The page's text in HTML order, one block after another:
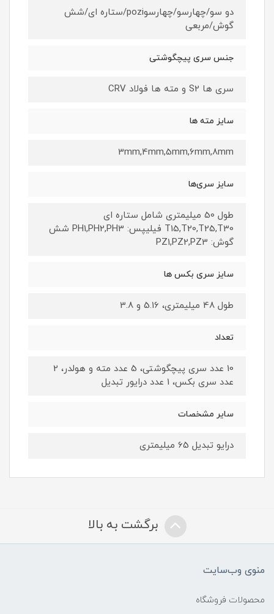
دو سو/چهارسو/چهارسوpozi/ستاره ای/شش
گوش/مربعی
جنس سری پیچگوشتی
سری ها S2 و مته ها فولاد CRV
سایز مته ها
3mm,4mm,5mm,6mm,8mm
سایز سری‌ها
طول 50 میلیمتری شامل ستاره ای
T15,T20,T25,T30 فیلیپس: PH1,PH2,PH3 شش
گوش: PZ1,PZ2,PZ3
سایز سری بکس ها
طول 48 میلیمتری، 5.16 و 3.8
تعداد
10 عدد سری پیچگوشتی، 5 عدد مته و هولدر، 2
عدد سری بکس، 1 عدد درایور تبدیل
سایر مشخصات
درایو تبدیل 65 میلیمتری
برگشت به بالا
منوی وب‌سایت
محصولات فروشگاه